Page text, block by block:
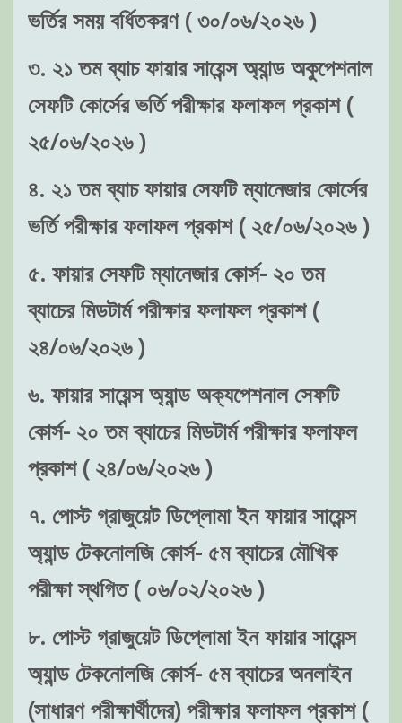
ভর্তির সময় বর্ধিতকরণ ( ৩০/০৬/২০২৬ )
৩. ২১ তম ব্যাচ ফায়ার সায়েন্স অ্যান্ড অকুপেশনাল
সেফটি কোর্সের ভর্তি পরীক্ষার ফলাফল প্রকাশ (
২৫/০৬/২০২৬ )
৪. ২১ তম ব্যাচ ফায়ার সেফটি ম্যানেজার কোর্সের
ভর্তি পরীক্ষার ফলাফল প্রকাশ ( ২৫/০৬/২০২৬ )
৫. ফায়ার সেফটি ম্যানেজার কোর্স- ২০ তম
ব্যাচের মিডটার্ম পরীক্ষার ফলাফল প্রকাশ (
২৪/০৬/২০২৬ )
৬. ফায়ার সায়েন্স অ্যান্ড অক্যপেশনাল সেফটি
কোর্স- ২০ তম ব্যাচের মিডটার্ম পরীক্ষার ফলাফল
প্রকাশ ( ২৪/০৬/২০২৬ )
৭. পোস্ট গ্রাজুয়েট ডিপ্লোমা ইন ফায়ার সায়েন্স
অ্যান্ড টেকনোলজি কোর্স- ৫ম ব্যাচের মৌখিক
পরীক্ষা স্থগিত ( ০৬/০২/২০২৬ )
৮. পোস্ট গ্রাজুয়েট ডিপ্লোমা ইন ফায়ার সায়েন্স
অ্যান্ড টেকনোলজি কোর্স- ৫ম ব্যাচের অনলাইন
(সাধারণ পরীক্ষার্থীদের) পরীক্ষার ফলাফল প্রকাশ (